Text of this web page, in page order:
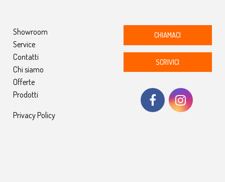
Showroom
Service
Contatti
Chi siamo
Offerte
Prodotti
Privacy Policy
CHIAMACI
SCRIVICI